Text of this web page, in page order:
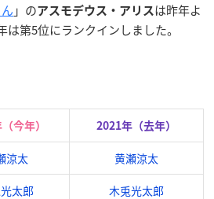
」のアスモデウス・アリス は昨年よ
は第5位にランクインしました。
今年） 2021年（去年）
涼太 黄瀬涼太
太郎 木兎光太郎